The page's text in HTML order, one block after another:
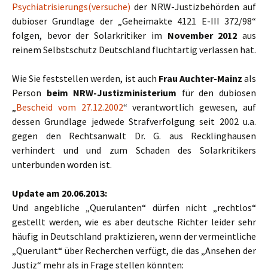
Psychiatrisierungs(versuche) der NRW-Justizbehörden auf
dubioser Grundlage der „Geheimakte 4121 E-III 372/98“
folgen, bevor der Solarkritiker im November 2012 aus
reinem Selbstschutz Deutschland fluchtartig verlassen hat.
Wie Sie feststellen werden, ist auch Frau Auchter-Mainz als
Person beim NRW-Justizministerium für den dubiosen
„Bescheid vom 27.12.2002“ verantwortlich gewesen, auf
dessen Grundlage jedwede Strafverfolgung seit 2002 u.a.
gegen den Rechtsanwalt Dr. G. aus Recklinghausen
verhindert und und zum Schaden des Solarkritikers
unterbunden worden ist.
Update am 20.06.2013:
Und angebliche „Querulanten“ dürfen nicht „rechtlos“
gestellt werden, wie es aber deutsche Richter leider sehr
häufig in Deutschland praktizieren, wenn der vermeintliche
„Querulant“ über Recherchen verfügt, die das „Ansehen der
Justiz“ mehr als in Frage stellen könnten: